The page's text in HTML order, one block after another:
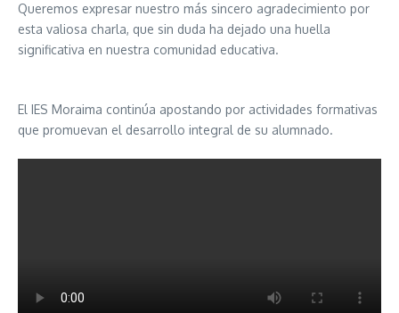
Queremos expresar nuestro más sincero agradecimiento por
esta valiosa charla, que sin duda ha dejado una huella
significativa en nuestra comunidad educativa.
El IES Moraima continúa apostando por actividades formativas
que promuevan el desarrollo integral de su alumnado.